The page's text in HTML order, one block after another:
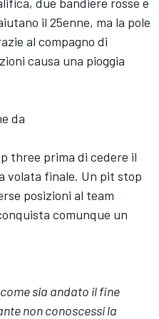
il 25enne, ma la pole
al compagno di
causa una pioggia
da
three prima di cedere il
volata finale. Un pit stop
posizioni al team
comunque un
sia andato il fine
non conoscessi la